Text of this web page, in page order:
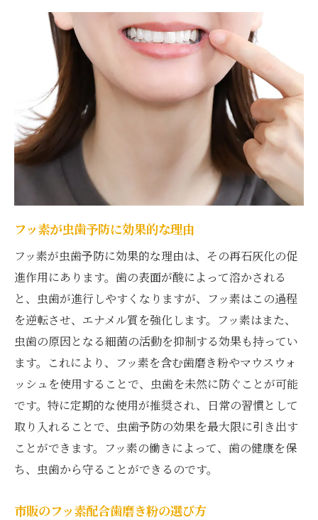
フッ素が虫歯予防に効果的な理由
フッ素が虫歯予防に効果的な理由は、その再石灰化の促
進作用にあります。歯の表面が酸によって溶かされる
と、虫歯が進行しやすくなりますが、フッ素はこの過程
を逆転させ、エナメル質を強化します。フッ素はまた、
虫歯の原因となる細菌の活動を抑制する効果も持ってい
ます。これにより、フッ素を含む歯磨き粉やマウスウォ
ッシュを使用することで、虫歯を未然に防ぐことが可能
です。特に定期的な使用が推奨され、日常の習慣として
取り入れることで、虫歯予防の効果を最大限に引き出す
ことができます。フッ素の働きによって、歯の健康を保
ち、虫歯から守ることができるのです。
市販のフッ素配合歯磨き粉の選び方